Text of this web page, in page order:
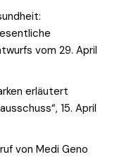
vom 29. April
erläutert
15. April
von Medi Geno